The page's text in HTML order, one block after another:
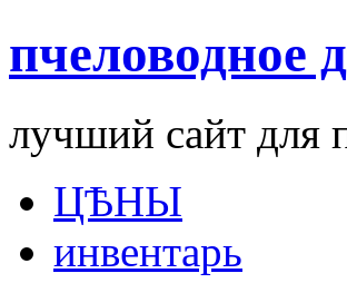
пчеловодное
лучший сайт для
ЦѢНЫ
инвентарь